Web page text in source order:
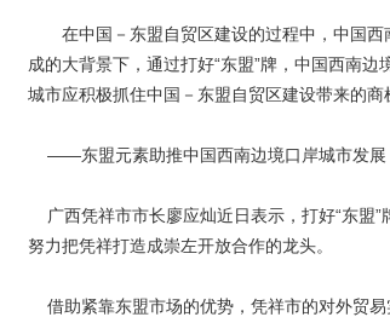
在中国－东盟自贸区建设的过程中，中国西
成的大背景下，通过打好“东盟”牌，中国西南
城市应积极抓住中国－东盟自贸区建设带来的
——东盟元素助推中国西南边境口岸城市发展
广西凭祥市市长廖应灿近日表示，打好“东盟”
努力把凭祥打造成崇左开放合作的龙头。
借助紧靠东盟市场的优势，凭祥市的对外贸